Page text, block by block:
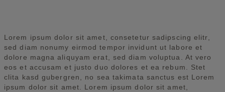
Lorem ipsum dolor sit amet, consetetur sadipscing elitr,
sed diam nonumy eirmod tempor invidunt ut labore et
dolore magna aliquyam erat, sed diam voluptua. At vero
eos et accusam et justo duo dolores et ea rebum. Stet
clita kasd gubergren, no sea takimata sanctus est Lorem
ipsum dolor sit amet. Lorem ipsum dolor sit amet,